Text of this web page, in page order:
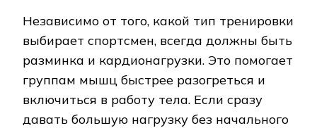
Независимо от того, какой тип тренировки
выбирает спортсмен, всегда должны быть
разминка и кардионагрузки. Это помогает
группам мышц быстрее разогреться и
включиться в работу тела. Если сразу
давать большую нагрузку без начального